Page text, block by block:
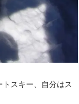
スキー、自分はス